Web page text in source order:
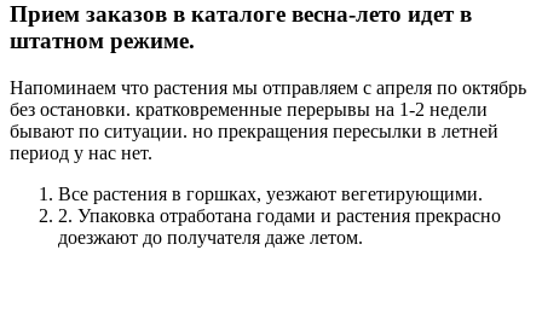
Прием заказов в каталоге весна-лето идет в
штатном режиме.
Напоминаем что растения мы отправляем с апреля по октябрь
без остановки. кратковременные перерывы на 1-2 недели
бывают по ситуации. но прекращения пересылки в летней
период у нас нет.
Все растения в горшках, уезжают вегетирующими.
2. Упаковка отработана годами и растения прекрасно
доезжают до получателя даже летом.